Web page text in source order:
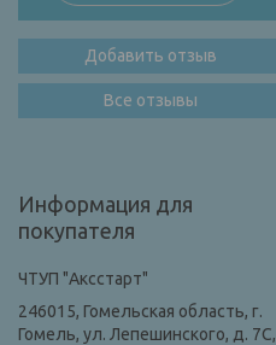
Добавить отзыв
Все отзывы
Информация для
покупателя
ЧТУП "Аксстарт"
246015, Гомельская область, г.
Гомель, ул. Лепешинского, д. 7С,